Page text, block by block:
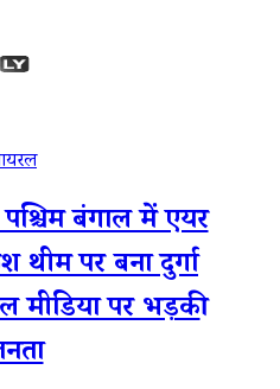
बंगाल में एयर
थीम पर बना दुर्गा
मीडिया पर भड़की